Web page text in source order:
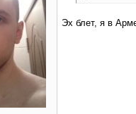
Эх блет, я в